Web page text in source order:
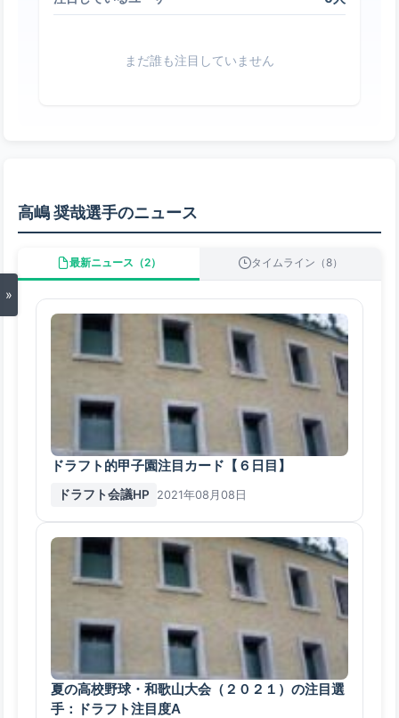
»
まだ誰も注目していません
高嶋 奨哉選手のニュース
最新ニュース（2） タイムライン（8）
ドラフト的甲子園注目カード【６日目】
ドラフト会議HP 2021年08月08日
夏の高校野球・和歌山大会（２０２１）の注目選
手：ドラフト注目度A